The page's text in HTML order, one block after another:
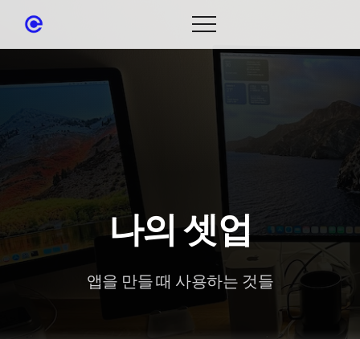
나의 셋업
앱을 만들 때 사용하는 것들